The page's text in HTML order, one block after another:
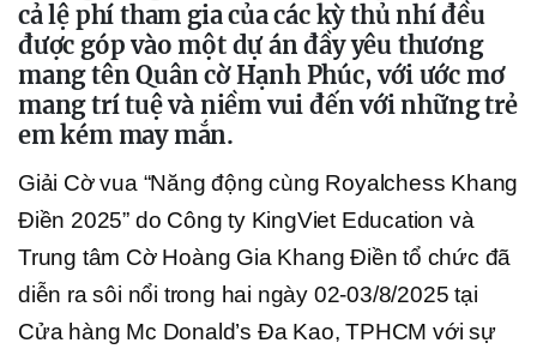
cả lệ phí tham gia của các kỳ thủ nhí đều
được góp vào một dự án đầy yêu thương
mang tên Quân cờ Hạnh Phúc, với ước mơ
mang trí tuệ và niềm vui đến với những trẻ
em kém may mắn.
Giải Cờ vua “Năng động cùng Royalchess Khang
Điền 2025” do Công ty KingViet Education và
Trung tâm Cờ Hoàng Gia Khang Điền tổ chức đã
diễn ra sôi nổi trong hai ngày 02-03/8/2025 tại
Cửa hàng Mc Donald’s Đa Kao, TPHCM với sự